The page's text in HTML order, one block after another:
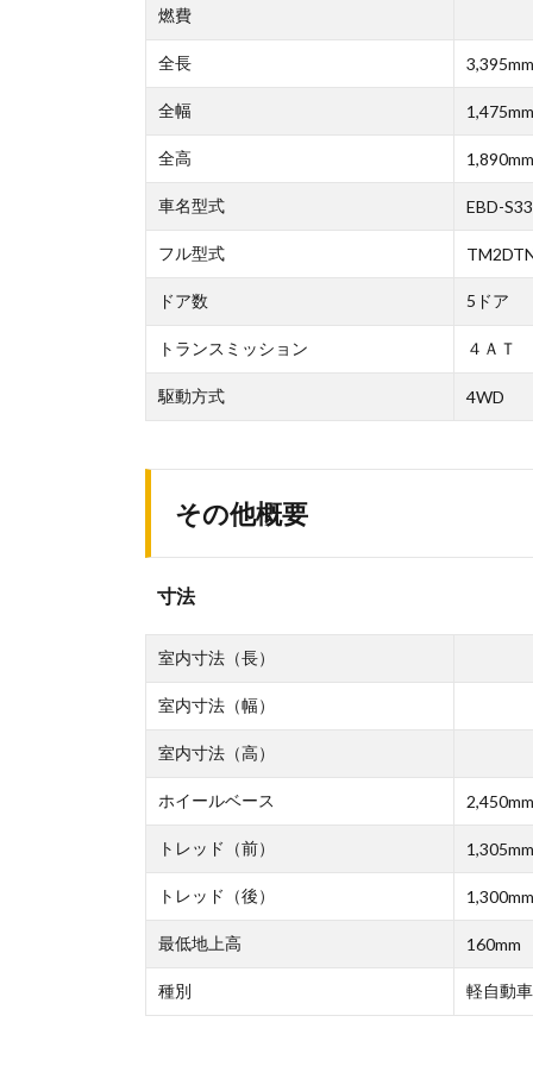
燃費
全長 3,395mm
全幅 1,475mm
全高 1,890mm
車名型式 EBD-
フル型式
ドア数 5ドア
トランスミッション ４ＡＴ
駆動方式 4WD
その他概要
寸法
室内寸法（長）
室内寸法（幅）
室内寸法（高）
ホイールベース 2,450mm
トレッド（前） 1,305mm
トレッド（後） 1,300mm
最低地上高 160mm
種別 軽自動車